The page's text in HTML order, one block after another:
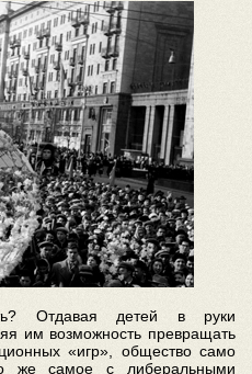
Отдавая детей в руки
им возможность превращать
«игр», общество само
же самое с либеральными